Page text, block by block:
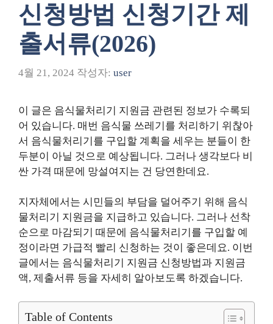
신청방법 신청기간 제
출서류(2026)
4월 21, 2024 작성자: user
이 글은 음식물처리기 지원금 관련된 정보가 수록되
어 있습니다. 매번 음식물 쓰레기를 처리하기 위찮아
서 음식물처리기를 구입할 계획을 세우는 분들이 한
두분이 아닐 것으로 예상됩니다. 그러나 생각보다 비
싼 가격 때문에 망설여지는 건 당연한데요.
지자체에서는 시민들의 부담을 덜어주기 위해 음식
물처리기 지원금을 지급하고 있습니다. 그러나 선착
순으로 마감되기 때문에 음식물처리기를 구입할 예
정이라면 가급적 빨리 신청하는 것이 좋은데요. 이번
글에서는 음식물처리기 지원금 신청방법과 지원금
액, 제출서류 등을 자세히 알아보도록 하겠습니다.
Table of Contents